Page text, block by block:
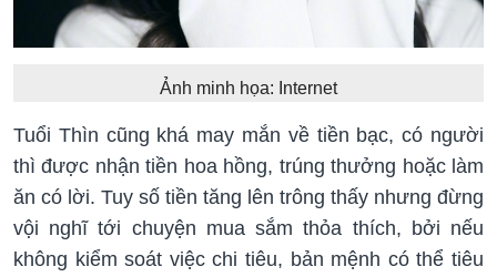
Ảnh minh họa: Internet
Tuổi Thìn cũng khá may mắn về tiền bạc, có người
thì được nhận tiền hoa hồng, trúng thưởng hoặc làm
ăn có lời. Tuy số tiền tăng lên trông thấy nhưng đừng
vội nghĩ tới chuyện mua sắm thỏa thích, bởi nếu
không kiểm soát việc chi tiêu, bản mệnh có thể tiêu